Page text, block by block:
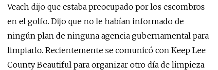
Veach dijo que estaba preocupado por los escombros
en el golfo. Dijo que no le habían informado de
ningún plan de ninguna agencia gubernamental para
limpiarlo. Recientemente se comunicó con Keep Lee
County Beautiful para organizar otro día de limpieza